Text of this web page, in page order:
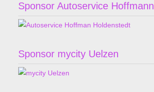
Sponsor Autoservice Hoffmann
Sponsor mycity Uelzen